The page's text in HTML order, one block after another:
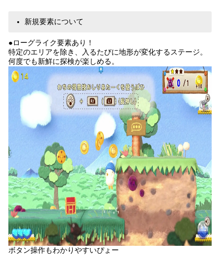
新規要素について
●ローグライク要素あり！
特定のエリアを除き、入るたびに地形が変化するステージ。
何度でも新鮮に探検が楽しめる。
ボタン操作もわかりやすいぴょー